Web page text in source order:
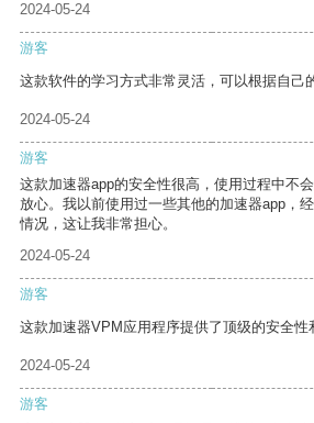
2024-05-24
游客
这款软件的学习方式非常灵活，可以根据自己
2024-05-24
游客
这款加速器app的安全性很高，使用过程中不
放心。我以前使用过一些其他的加速器app，
情况，这让我非常担心。
2024-05-24
游客
这款加速器VPM应用程序提供了顶级的安全性
2024-05-24
游客